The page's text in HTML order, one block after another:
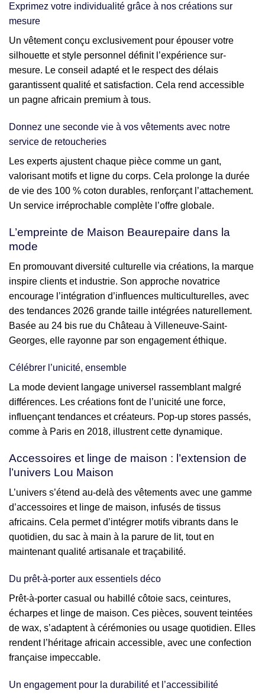
Exprimez votre individualité grâce à nos créations sur
mesure
Un vêtement conçu exclusivement pour épouser votre
silhouette et style personnel définit l’expérience sur-
mesure. Le conseil adapté et le respect des délais
garantissent qualité et satisfaction. Cela rend accessible
un pagne africain premium à tous.
Donnez une seconde vie à vos vêtements avec notre
service de retoucheries
Les experts ajustent chaque pièce comme un gant,
valorisant motifs et ligne du corps. Cela prolonge la durée
de vie des 100 % coton durables, renforçant l’attachement.
Un service irréprochable complète l’offre globale.
L’empreinte de Maison Beaurepaire dans la
mode
En promouvant diversité culturelle via créations, la marque
inspire clients et industrie. Son approche novatrice
encourage l’intégration d’influences multiculturelles, avec
des tendances 2026 grande taille intégrées naturellement.
Basée au 24 bis rue du Château à Villeneuve-Saint-
Georges, elle rayonne par son engagement éthique.
Célébrer l’unicité, ensemble
La mode devient langage universel rassemblant malgré
différences. Les créations font de l’unicité une force,
influençant tendances et créateurs. Pop-up stores passés,
comme à Paris en 2018, illustrent cette dynamique.
Accessoires et linge de maison : l’extension de
l’univers Lou Maison
L’univers s’étend au-delà des vêtements avec une gamme
d’accessoires et linge de maison, infusés de tissus
africains. Cela permet d’intégrer motifs vibrants dans le
quotidien, du sac à main à la parure de lit, tout en
maintenant qualité artisanale et traçabilité.
Du prêt-à-porter aux essentiels déco
Prêt-à-porter casual ou habillé côtoie sacs, ceintures,
écharpes et linge de maison. Ces pièces, souvent teintées
de wax, s’adaptent à cérémonies ou usage quotidien. Elles
rendent l’héritage africain accessible, avec une confection
française impeccable.
Un engagement pour la durabilité et l’accessibilité